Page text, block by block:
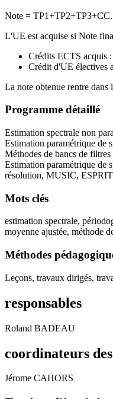
Note =
L'UE est acquise si Note
Crédits ECTS acquis
Crédit d'UE électives
La note obtenue rentre
Programme détaillé
Estimation spectrale non
Estimation paramétrique
Méthodes de bancs de
Estimation paramétrique de
résolution, MUSIC,
Mots clés
estimation spectrale,
moyenne ajustée, méthode
Méthodes
Leçons, travaux dirigés,
responsables
Roland BADEAU
coordinateurs
Jérome CAHORS